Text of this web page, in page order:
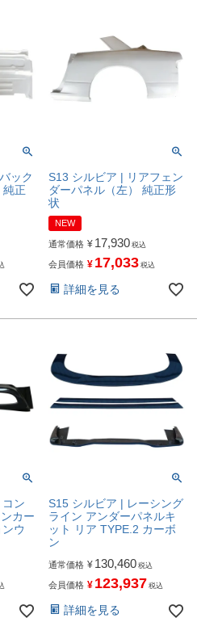
ック
純正
S13 シルビア | リアフェン
ダーパネル（左） 純正形
状
NEW
通常価格 ¥ 17,930 税込
会員価格 ¥ 17,033 税込
詳細を見る
ン
カー
ウ
S15 シルビア | レーシング
ライン アンダーパネルキ
ット リア TYPE.2 カーボ
ン
通常価格 ¥ 130,460 税込
会員価格 ¥ 123,937 税込
詳細を見る